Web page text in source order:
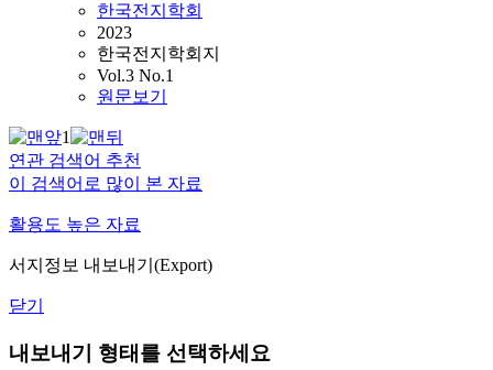
한국전지학회
2023
한국전지학회지
Vol.3 No.1
원문보기
1
연관 검색어 추천
이 검색어로 많이 본 자료
활용도 높은 자료
서지정보 내보내기(Export)
닫기
내보내기 형태를 선택하세요